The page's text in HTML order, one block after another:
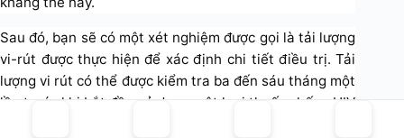
Sau đó, bạn sẽ có một xét nghiệm được gọi là tải lượng
vi-rút được thực hiện để xác định chi tiết điều trị. Tải
lượng vi rút có thể được kiểm tra ba đến sáu tháng một
lần trước khi bắt đầu sử dụng một loại thuốc chống HIV